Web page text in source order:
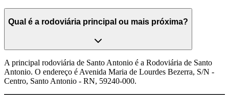
Qual é a rodoviária principal ou mais próxima?
A principal rodoviária de Santo Antonio é a Rodoviária de Santo
Antonio. O endereço é Avenida Maria de Lourdes Bezerra, S/N -
Centro, Santo Antonio - RN, 59240-000.